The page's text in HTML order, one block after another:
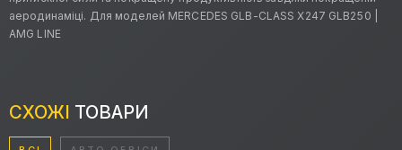
аеродинаміці. Для моделей MERCEDES GLB-CLASS X247 GLB250 |
AMG LINE
СХОЖІ ТОВАРИ